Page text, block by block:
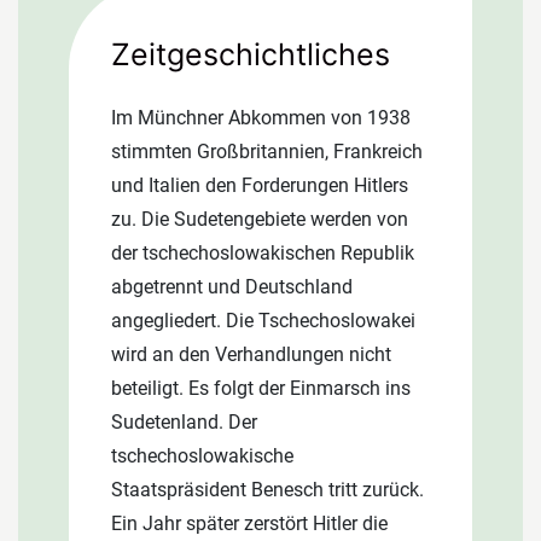
drei ältesten Söhne arbeiten mit
Dachdeckermeister, zusammen. Der
2. Weltkrieg stürzt die Welt in eine
Katastrophe. Angst, Hunger, Elend
und Tod bestimmen das tägliche
Leben. Die ursprüngliche
Vereinbarung mit den Tschechischen
Behörden, die es der Familie erlaubt,
ihren Betrieb weiterzuführen wird
hinfällig. Johann Pröckl wird 1946
ebenfalls wie die Bewohner von
Steingrün mit seiner Familie
vertrieben. Gerthold Pröckl, damals
10 Jahre alt, erinnert sich: »Wir
Zeitgeschichtliches
Im Münchner Abkommen von 1938
stimmten Großbritannien, Frankreich
und Italien den Forderungen Hitlers
zu. Die Sudetengebiete werden von
der tschechoslowakischen Republik
abgetrennt und Deutschland
angegliedert. Die Tschechoslowakei
wird an den Verhandlungen nicht
beteiligt. Es folgt der Einmarsch ins
Sudetenland. Der
tschechoslowakische
Staatspräsident Benesch tritt zurück.
Ein Jahr später zerstört Hitler die